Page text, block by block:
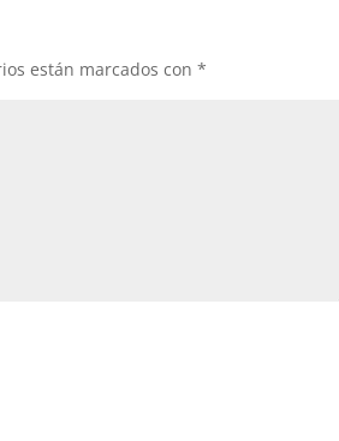
están marcados con*